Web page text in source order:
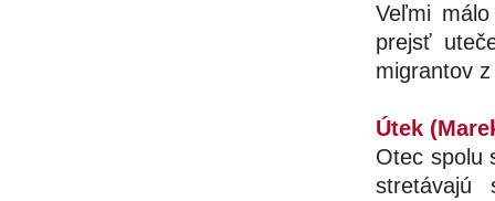
Veľmi
prejsť
migrantov
Útek
Otec spolu
stretávajú